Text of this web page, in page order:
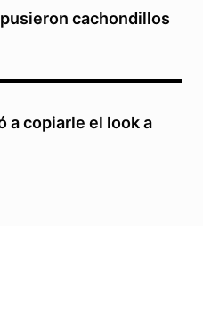
cachondillos
a copiarle el look a